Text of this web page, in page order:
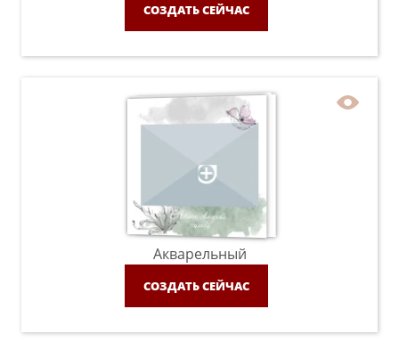
СОЗДАТЬ СЕЙЧАС
Акварельный
СОЗДАТЬ СЕЙЧАС